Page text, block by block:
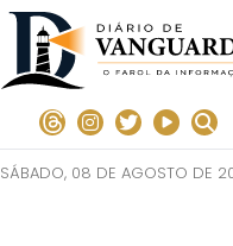
SÁBADO, 08 DE AGOSTO DE